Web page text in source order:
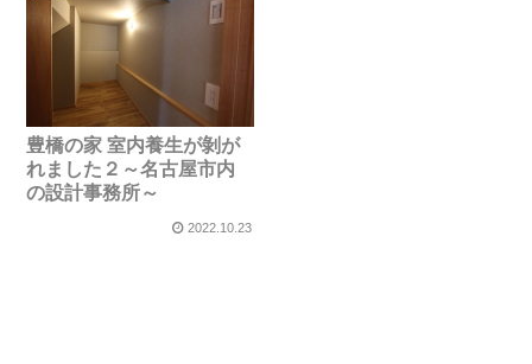
豊橋の家 室内養生が剝が
れました２～名古屋市内
の設計事務所～
2022.10.23